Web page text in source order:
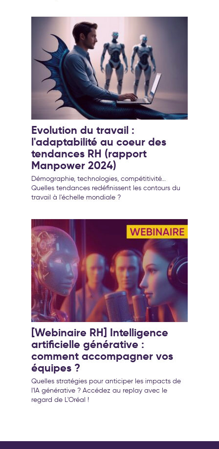
Evolution du travail :
l'adaptabilité au coeur des
tendances RH (rapport
Manpower 2024)
Démographie, technologies, compétitivité...
Quelles tendances redéfinissent les contours du
travail à l'échelle mondiale ?
[Webinaire RH] Intelligence
artificielle générative :
comment accompagner vos
équipes ?
Quelles stratégies pour anticiper les impacts de
l'IA générative ? Accédez au replay avec le
regard de L'Oréal !